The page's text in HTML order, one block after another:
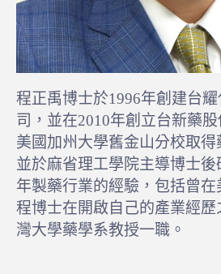
程正禹博士於1996年創建台
司，並在2010年創立台新藥
美國加州大學舊金山分校取得
並於麻省理工學院主導博士
年製藥行業的經驗，包括曾在
程博士在開啟自己的產業經
灣大學藥學系教授一職。